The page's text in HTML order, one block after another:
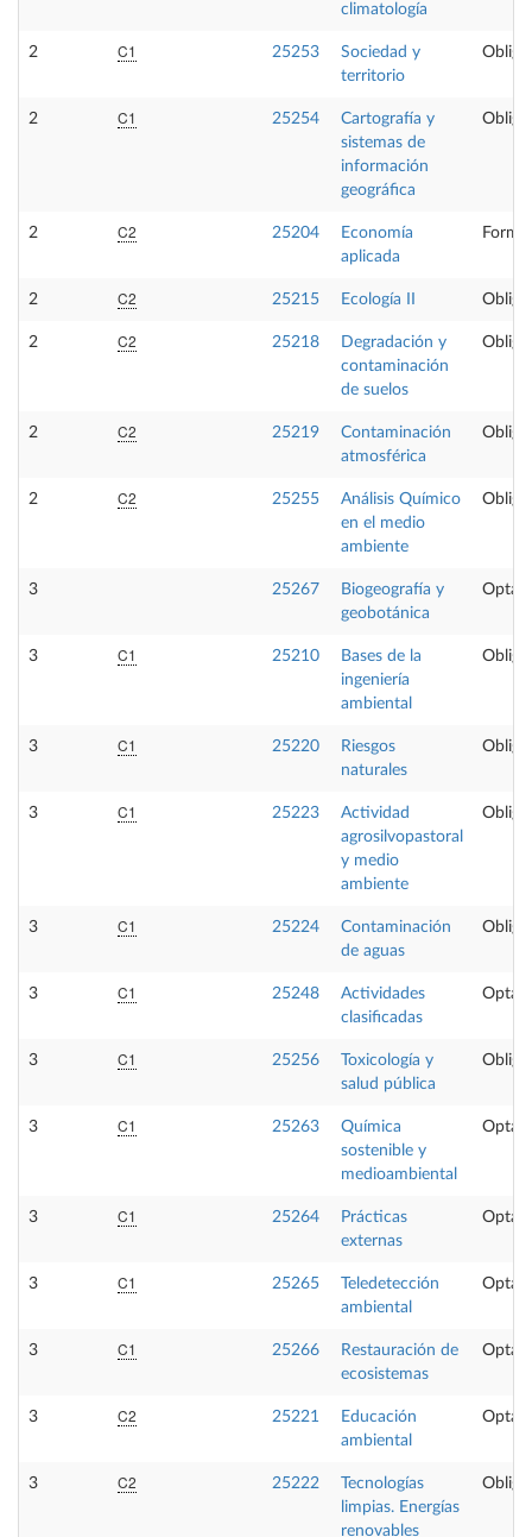
climatología
2 C1 25253
Sociedad y
territorio
2 C1 25254
Cartografía y
sistemas de
información
geográfica
2 C2 25204
Economía
aplicada
2 C2 25215 Ecología II
2 C2 25218
Degradación y
contaminación
de suelos
2 C2 25219
Contaminación
atmosférica
2 C2 25255
Análisis Químico
en el medio
ambiente
3 25267
Biogeografía y
geobotánica
3 C1 25210
Bases de la
ingeniería
ambiental
3 C1 25220
Riesgos
naturales
3 C1 25223
Actividad
agrosilvopastoral
y medio
ambiente
3 C1 25224
Contaminación
de aguas
3 C1 25248
Actividades
clasificadas
3 C1 25256
Toxicología y
salud pública
3 C1 25263
Química
sostenible y
medioambiental
3 C1 25264
Prácticas
externas
3 C1 25265
Teledetección
ambiental
3 C1 25266
Restauración de
ecosistemas
3 C2 25221
Educación
ambiental
3 C2 25222
Tecnologías
limpias. Energías
renovables